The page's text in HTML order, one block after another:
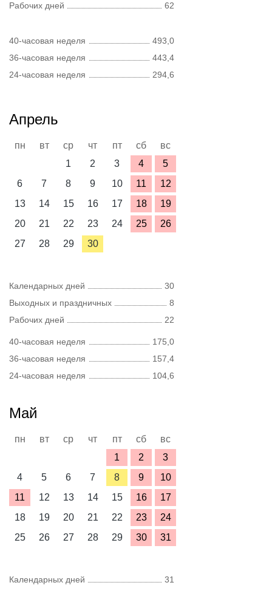
Рабочих дней
62
40-часовая неделя
493,0
36-часовая неделя
443,4
24-часовая неделя
294,6
Апрель
пн вт ср чт пт сб
вс
1
2 3 4
5
6
7 8 9 10 11
12
13
14 15 16 17 18
19
20
21 22 23 24 25
26
27
28 29 30
Календарных дней
30
Выходных и праздничных
8
Рабочих дней
22
40-часовая неделя
175,0
36-часовая неделя
157,4
24-часовая неделя
104,6
Май
пн вт ср чт пт сб
вс
1
2
3
4
5 6 7 8 9
10
11
12 13 14 15 16
17
18
19 20 21 22 23
24
25
26 27 28 29 30 31
Календарных дней
31